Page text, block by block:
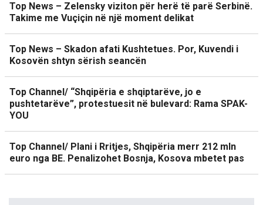
Top News – Zelensky viziton për herë të parë Serbinë.
Takime me Vuçiçin në një moment delikat
Top News – Skadon afati Kushtetues. Por, Kuvendi i
Kosovën shtyn sërish seancën
Top Channel/ “Shqipëria e shqiptarëve, jo e
pushtetarëve”, protestuesit në bulevard: Rama SPAK-
YOU
Top Channel/ Plani i Rritjes, Shqipëria merr 212 mln
euro nga BE. Penalizohet Bosnja, Kosova mbetet pas